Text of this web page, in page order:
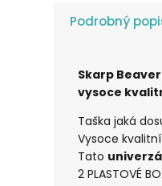
Podrobný
Skarp
vysoce
Taška jaká
Vysoce
Tato
2 PLASTOVÉ